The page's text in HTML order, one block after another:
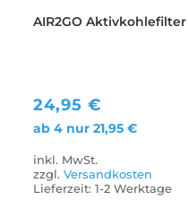
AIR2GO Aktivkohlefilter
24,95€
ab 4 nur21,95€
inkl. MwSt.
zzgl.Versandkosten
Lieferzeit:1-2 Werktage